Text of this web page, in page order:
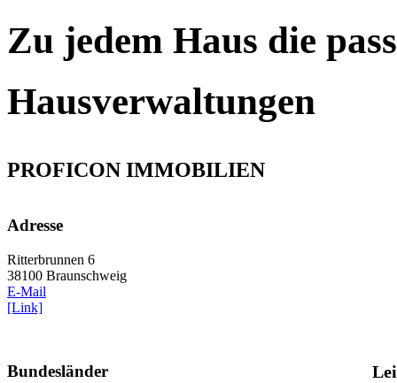
Zu jedem Haus die
Hausverwaltungen
PROFICON IMMOBILIEN
Adresse
Ritterbrunnen 6
38100 Braunschweig
E-Mail
[Link]
Bundesländer